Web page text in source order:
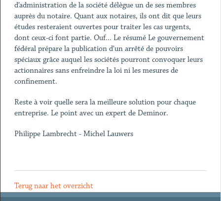
d’administration de la société délègue un de ses membres
auprès du notaire. Quant aux notaires, ils ont dit que leurs
études resteraient ouvertes pour traiter les cas urgents,
dont ceux-ci font partie. Ouf... Le résumé Le gouvernement
fédéral prépare la publication d’un arrêté de pouvoirs
spéciaux grâce auquel les sociétés pourront convoquer leurs
actionnaires sans enfreindre la loi ni les mesures de
confinement.
Reste à voir quelle sera la meilleure solution pour chaque
entreprise. Le point avec un expert de Deminor.
Philippe Lambrecht - Michel Lauwers
Terug naar het overzicht